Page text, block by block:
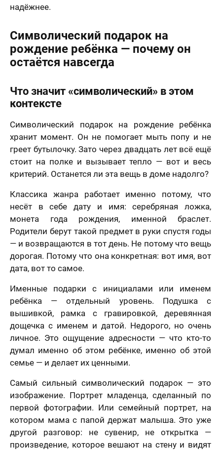
надёжнее.
Символический подарок на
рождение ребёнка — почему он
остаётся навсегда
Что значит «символический» в этом
контексте
Символический подарок на рождение ребёнка
хранит момент. Он не помогает мыть попу и не
греет бутылочку. Зато через двадцать лет всё ещё
стоит на полке и вызывает тепло — вот и весь
критерий. Останется ли эта вещь в доме надолго?
Классика жанра работает именно потому, что
несёт в себе дату и имя: серебряная ложка,
монета года рождения, именной браслет.
Родители берут такой предмет в руки спустя годы
— и возвращаются в тот день. Не потому что вещь
дорогая. Потому что она конкретная: вот имя, вот
дата, вот то самое.
Именные подарки с инициалами или именем
ребёнка — отдельный уровень. Подушка с
вышивкой, рамка с гравировкой, деревянная
дощечка с именем и датой. Недорого, но очень
личное. Это ощущение адресности — что кто-то
думал именно об этом ребёнке, именно об этой
семье — и делает их ценными.
Самый сильный символический подарок — это
изображение. Портрет младенца, сделанный по
первой фотографии. Или семейный портрет, на
котором мама с папой держат малыша. Это уже
другой разговор: не сувенир, не открытка —
произведение, которое вешают на стену и видят